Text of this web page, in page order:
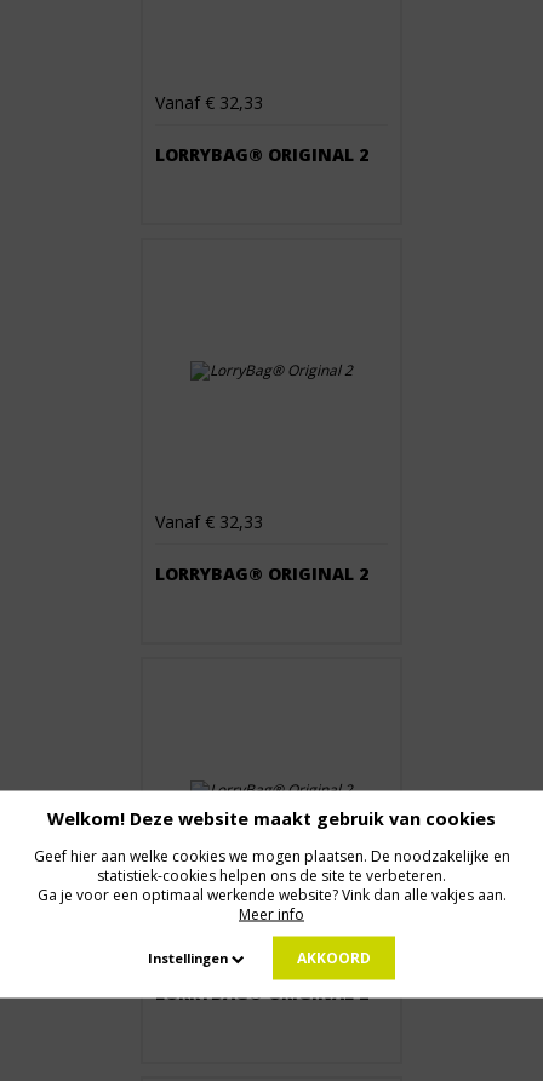
Vanaf € 32,33
LORRYBAG® ORIGINAL 2
Vanaf € 32,33
LORRYBAG® ORIGINAL 2
LORRYBAG® ORIGINAL 2
Welkom! Deze website maakt gebruik van cookies
Geef hier aan welke cookies we mogen plaatsen. De noodzakelijke en
statistiek-cookies helpen ons de site te verbeteren.
Ga je voor een optimaal werkende website? Vink dan alle vakjes aan.
Meer info
Instellingen AKKOORD